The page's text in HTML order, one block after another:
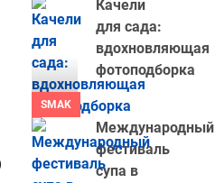
SMAK
Качели
для сада:
вдохновляющая
фотоподборка
Международный
фестиваль
супа в